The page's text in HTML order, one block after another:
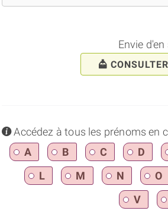
Envie
infoAccédez à tous les prénoms en
A
B C D
L
M N O
V